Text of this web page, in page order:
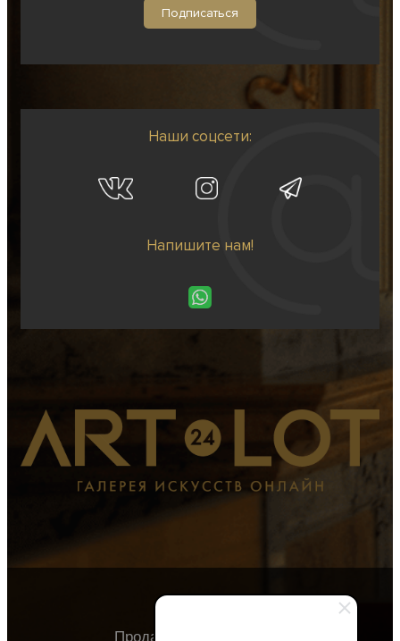
Наши соцсети:
Напишите нам!
Продавцу